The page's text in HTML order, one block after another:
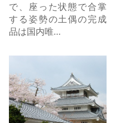
で、座った状態で合掌
する姿勢の土偶の完成
品は国内唯…
細はこちら